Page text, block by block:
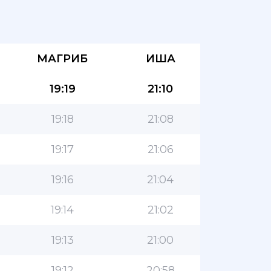
МАГРИБ ИША
19:19 21:10
19:18 21:08
19:17 21:06
19:16 21:04
19:14 21:02
19:13 21:00